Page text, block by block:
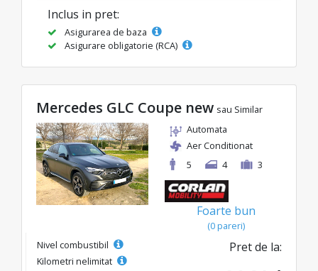
Inclus in pret:
Asigurarea de baza
Asigurare obligatorie (RCA)
Mercedes GLC Coupe new sau Similar
Automata
Aer Conditionat
5
4 3
Foarte bun
(0 pareri)
Nivel combustibil
Kilometri nelimitat
Pret de la: